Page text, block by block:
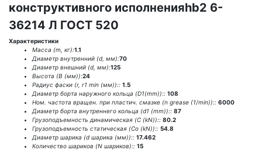
конструктивного исполненияhb2 6-
36214 Л ГОСТ 520
Характеристики
Масса (m, кг):1.1
Диаметр внутренний (d, мм):70
Диаметр внешний (d, мм):125
Высота (В (мм)):24
Радиус фаски (r, r1 min (мм)):: 1.5
Диаметр борта наружного кольца (D1(mm)):: 108
Ном. частота вращен. при пластич. смазке (n grease (1/min)):: 6000
Диаметр борта внутреннего кольца (d1 (mm)):: 87
Грузоподъемность динамическая (C (kN)):: 80.2
Грузоподъемность статическая (Co (kN)):: 54.8
Диаметр шарика (d шарика (мм)):: 17.462
Количество шариков (N шариков):: 15